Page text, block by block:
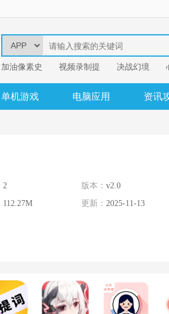
加油像素史 视频录制提 决战幻境
幂果音频格
单机游戏 电脑应用 资讯
2 版本： v2.0
112.27M 更新： 2025-11-13